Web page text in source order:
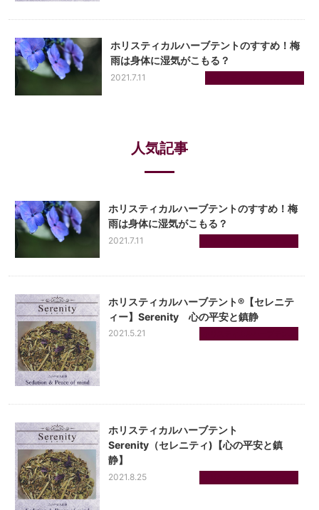
ホリスティカルハーブテントのすすめ！梅
雨は身体に湿気がこもる？
2021.7.11
人気記事
ホリスティカルハーブテントのすすめ！梅
雨は身体に湿気がこもる？
2021.7.11
ホリスティカルハーブテント®【セレニテ
ィー】Serenity 心の平安と鎮静
2021.5.21
ホリスティカルハーブテント
Serenity（セレニティ)【心の平安と鎮
静】
2021.8.25